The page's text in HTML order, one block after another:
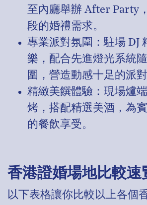
至內廳舉辦 After Party
段的婚禮需求。
專業派對氛圍：駐場 DJ
樂，配合先進燈光系統
圍，營造動感十足的派對
精緻美饌體驗：現場爐
烤，搭配精選美酒，為
的餐飲享受。
香港證婚場地比較速
以下表格讓你比較以上各個